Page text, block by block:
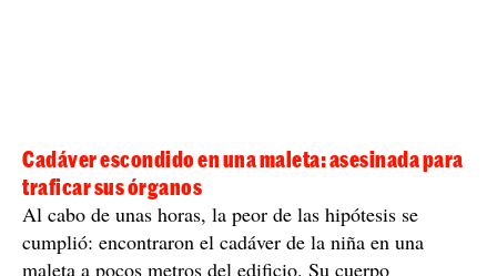
Cadáver escondido en una maleta: asesinada para
traficar sus órganos
Al cabo de unas horas, la peor de las hipótesis se